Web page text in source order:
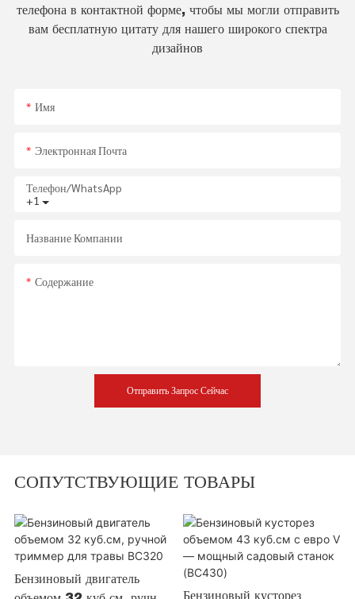
телефона в контактной форме, чтобы мы могли отправить
вам бесплатную цитату для нашего широкого спектра
дизайнов
Имя
Электронная Почта
+1
Телефон/WhatsApp
Название Компании
Содержание
Отправить Запрос Сейчас
СОПУТСТВУЮЩИЕ ТОВАРЫ
Бензиновый двигатель